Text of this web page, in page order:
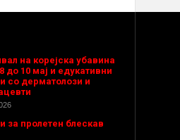
на корејска убавина
до 10 мај и едукативни
со дерматолози и
за пролетен блескав